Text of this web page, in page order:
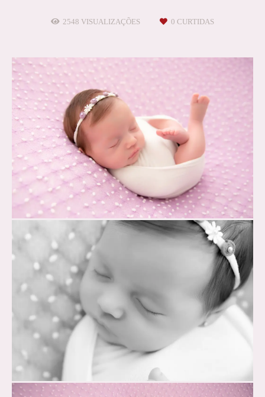
2548 VISUALIZAÇÕES 0 CURTIDAS